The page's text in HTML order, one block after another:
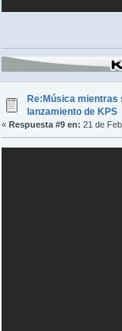
Re:Música mientras
lanzamiento de KPS
« Respuesta #9 en: 21 de